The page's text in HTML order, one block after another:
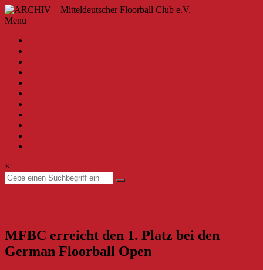
Zum
Inhalt
ARCHIV
Mitteldeutscher
Floorball
Club
e.V.
Willkommen
beim
MFBC
Archiv.
Hier
findest
du
2019/2020.
Menü
×
MFBC erreicht den 1. Platz bei den
German Floorball Open